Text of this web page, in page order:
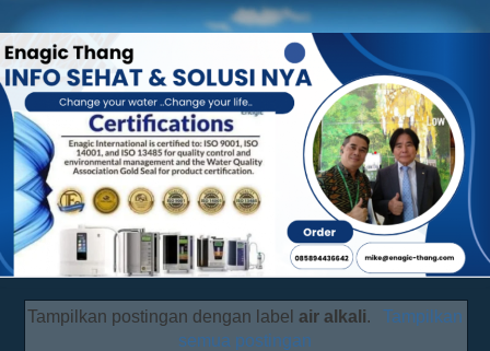
Tampilkan postingan dengan labelair alkali.
Tampilkan
semua postingan